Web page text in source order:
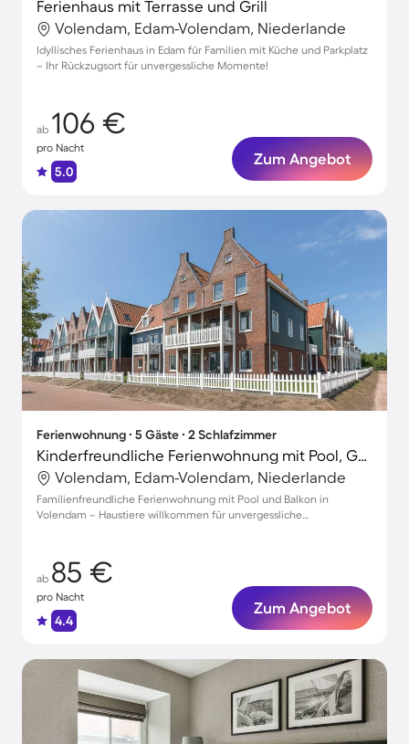
Ferienhaus mit Terrasse und Grill
Volendam, Edam-Volendam, Niederlande
Idyllisches Ferienhaus in Edam für Familien mit Küche und Parkplatz
– Ihr Rückzugsort für unvergessliche Momente!
ab 106 €
pro Nacht
5.0
Zum Angebot
Ferienwohnung ∙ 5 Gäste ∙ 2 Schlafzimmer
Kinderfreundliche Ferienwohnung mit Pool, Garten und Terrasse | Haustiere erlaubt
Volendam, Edam-Volendam, Niederlande
Familienfreundliche Ferienwohnung mit Pool und Balkon in
Volendam – Haustiere willkommen für unvergessliche
ab 85 €
pro Nacht
4.4
Zum Angebot